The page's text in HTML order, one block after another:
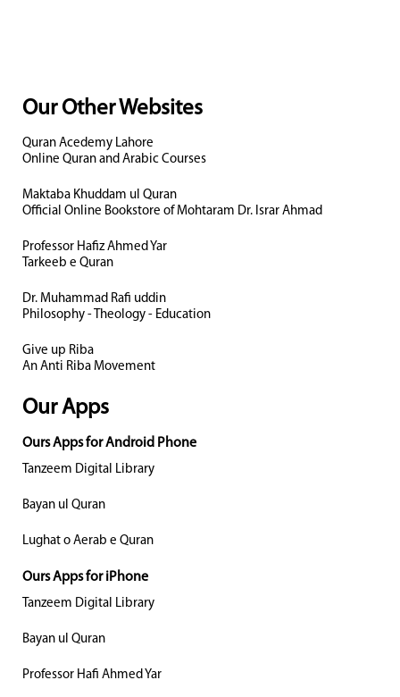
Our Other Websites
Quran Acedemy Lahore
Online Quran and Arabic Courses
Maktaba Khuddam ul Quran
Official Online Bookstore of Mohtaram Dr. Israr Ahmad
Professor Hafiz Ahmed Yar
Tarkeeb e Quran
Dr. Muhammad Rafi uddin
Philosophy - Theology - Education
Give up Riba
An Anti Riba Movement
Our Apps
Ours Apps for Android Phone
Tanzeem Digital Library
Bayan ul Quran
Lughat o Aerab e Quran
Ours Apps for iPhone
Tanzeem Digital Library
Bayan ul Quran
Professor Hafi Ahmed Yar